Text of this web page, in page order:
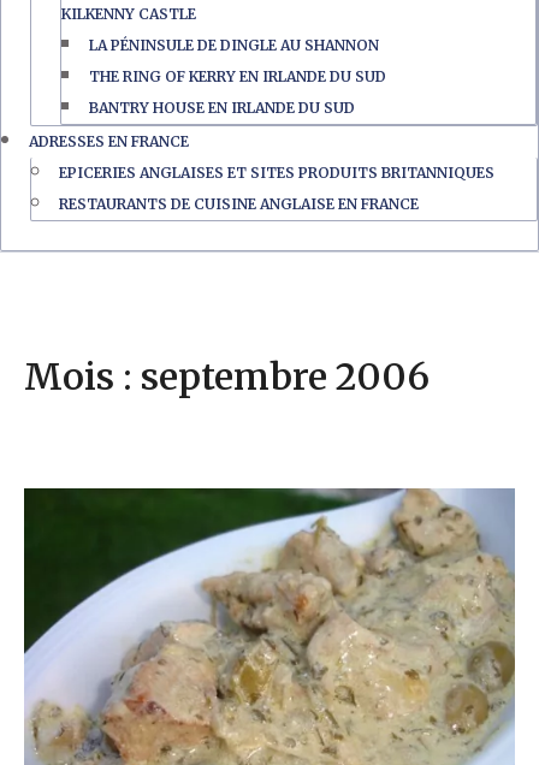
KILKENNY CASTLE
LA PÉNINSULE DE DINGLE AU SHANNON
THE RING OF KERRY EN IRLANDE DU SUD
BANTRY HOUSE EN IRLANDE DU SUD
ADRESSES EN FRANCE
EPICERIES ANGLAISES ET SITES PRODUITS BRITANNIQUES
RESTAURANTS DE CUISINE ANGLAISE EN FRANCE
Mois : septembre 2006